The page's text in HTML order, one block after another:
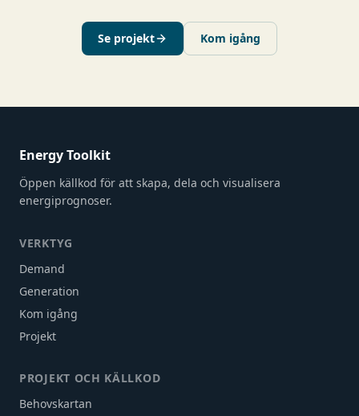
Se projekt Kom igång
Energy Toolkit
Öppen källkod för att skapa, dela och visualisera
energiprognoser.
VERKTYG
Demand
Generation
Kom igång
Projekt
PROJEKT OCH KÄLLKOD
Behovskartan